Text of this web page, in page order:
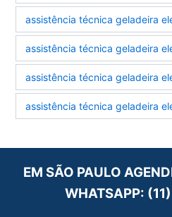
assistência técnica geladeira
assistência técnica geladeira
assistência técnica geladeira
assistência técnica geladeira
EM SÃO PAULO
WHATSAPP: